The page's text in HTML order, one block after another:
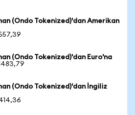
(Ondo Tokenized)'dan Amerikan
(Ondo Tokenized)'dan Euro'na
(Ondo Tokenized)'dan İngiliz